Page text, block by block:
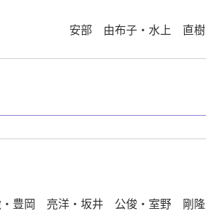
安部 由布子・水上 直樹
豊岡 亮洋・坂井 公俊・室野 剛隆